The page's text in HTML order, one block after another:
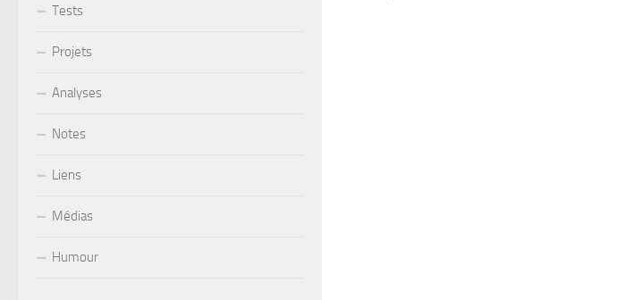
Tests
Projets
Analyses
Notes
Liens
Médias
Humour